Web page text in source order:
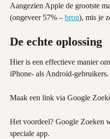
Aangezien Apple de grootste
(ongeveer 57% – bron), mis je
De echte oplossing
Hier is een effectieve manier
iPhone- als Android-gebruikers.
Maak een link via Google
Het voordeel? Google Zoeken
speciale app.